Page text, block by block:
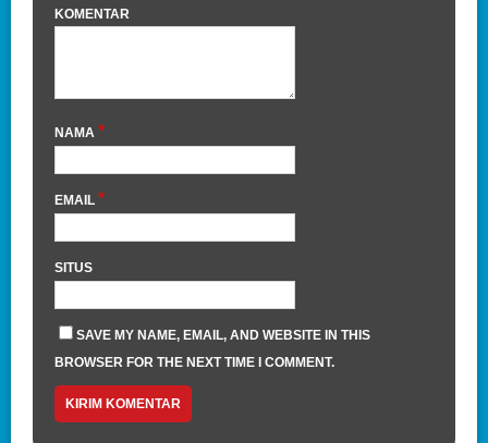
KOMENTAR
NAMA *
EMAIL *
SITUS
SAVE MY NAME, EMAIL, AND WEBSITE IN THIS
BROWSER FOR THE NEXT TIME I COMMENT.